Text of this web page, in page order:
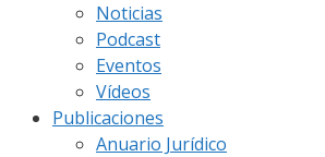
Noticias
Podcast
Eventos
Vídeos
Publicaciones
Anuario Jurídico